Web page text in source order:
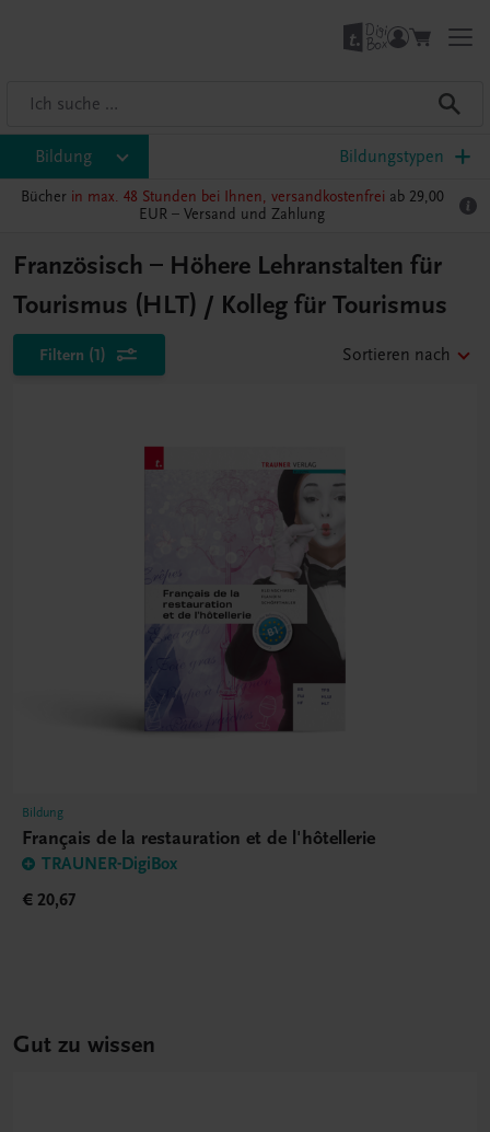
Bildung Bildungstypen
Bücher in max. 48 Stunden bei Ihnen, versandkostenfrei ab 29,00
EUR – Versand und Zahlung
Französisch – Höhere Lehranstalten für
Tourismus (HLT) / Kolleg für Tourismus
Filtern (1) Sortieren nach
Bildung
Français de la restauration et de l'hôtellerie
TRAUNER-DigiBox
€ 20,67
Gut zu wissen